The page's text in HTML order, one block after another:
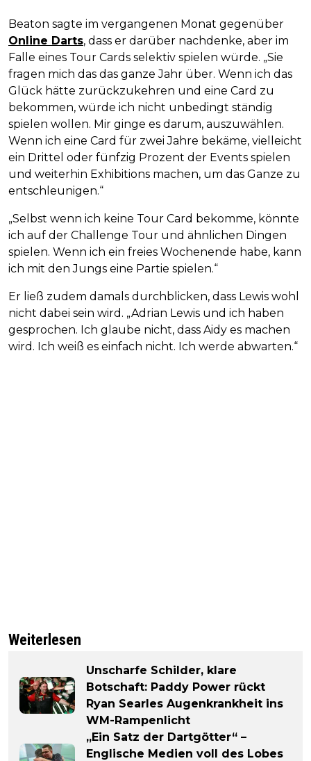
Beaton sagte im vergangenen Monat gegenüber
Online Darts, dass er darüber nachdenke, aber im
Falle eines Tour Cards selektiv spielen würde. „Sie
fragen mich das das ganze Jahr über. Wenn ich das
Glück hätte zurückzukehren und eine Card zu
bekommen, würde ich nicht unbedingt ständig
spielen wollen. Mir ginge es darum, auszuwählen.
Wenn ich eine Card für zwei Jahre bekäme, vielleicht
ein Drittel oder fünfzig Prozent der Events spielen
und weiterhin Exhibitions machen, um das Ganze zu
entschleunigen.“
„Selbst wenn ich keine Tour Card bekomme, könnte
ich auf der Challenge Tour und ähnlichen Dingen
spielen. Wenn ich ein freies Wochenende habe, kann
ich mit den Jungs eine Partie spielen.“
Er ließ zudem damals durchblicken, dass Lewis wohl
nicht dabei sein wird. „Adrian Lewis und ich haben
gesprochen. Ich glaube nicht, dass Aidy es machen
wird. Ich weiß es einfach nicht. Ich werde abwarten.“
Weiterlesen
Unscharfe Schilder, klare
Botschaft: Paddy Power rückt
Ryan Searles Augenkrankheit ins
WM-Rampenlicht
„Ein Satz der Dartgötter“ –
Englische Medien voll des Lobes